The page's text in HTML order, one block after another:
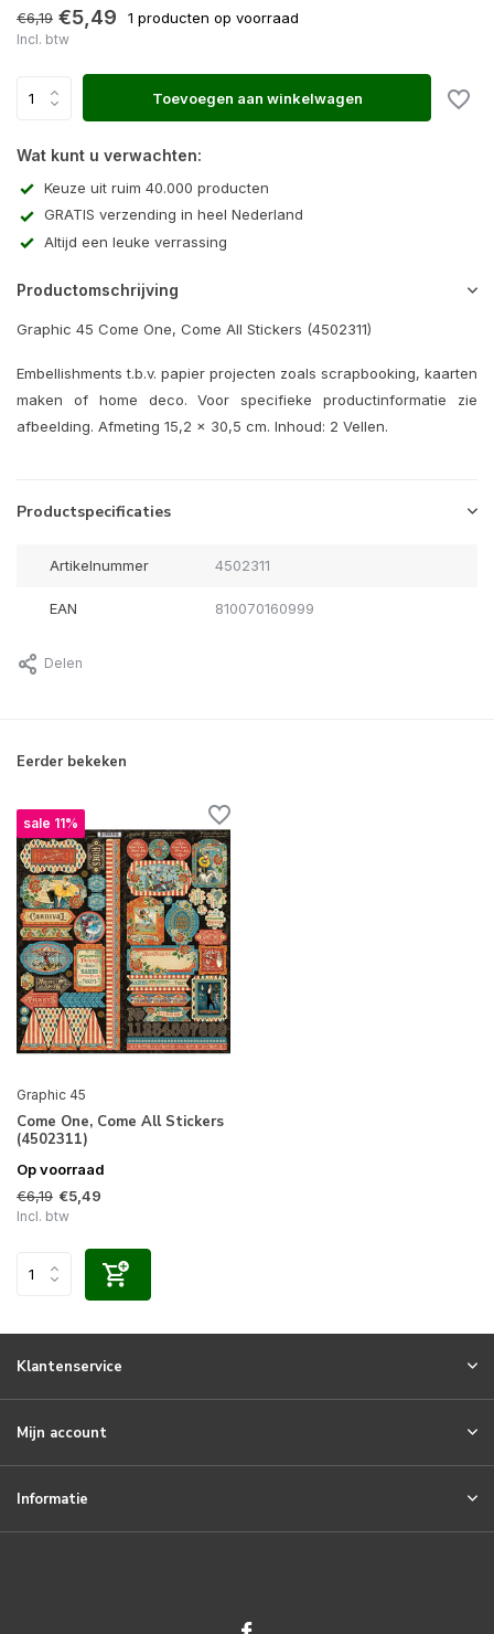
€6,19 €5,49 1 producten op voorraad
Incl. btw
Toevoegen aan winkelwagen
Wat kunt u verwachten:
Keuze uit ruim 40.000 producten
GRATIS verzending in heel Nederland
Altijd een leuke verrassing
Productomschrijving
Graphic 45 Come One, Come All Stickers (4502311)
Embellishments t.b.v. papier projecten zoals scrapbooking, kaarten
maken of home deco. Voor specifieke productinformatie zie
afbeelding. Afmeting 15,2 x 30,5 cm. Inhoud: 2 Vellen.
Productspecificaties
Artikelnummer 4502311
EAN 810070160999
Delen
Eerder bekeken
sale 11%
Graphic 45
Come One, Come All Stickers
(4502311)
Op voorraad
€6,19 €5,49
Incl. btw
Klantenservice
Mijn account
Informatie